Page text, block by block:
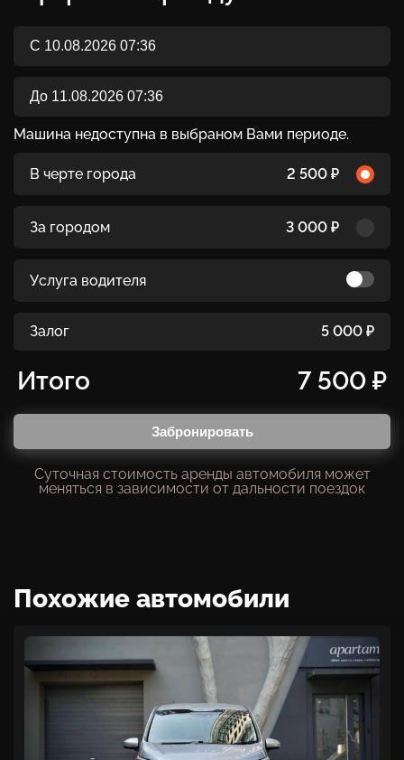
Машина недоступна в выбраном Вами периоде.
В черте города 2 500 ₽
За городом 3 000 ₽
Услуга водителя
Залог 5 000 ₽
Итого 7 500 ₽
Забронировать
Суточная стоимость аренды автомобиля может
меняться в зависимости от дальности поездок
Похожие автомобили